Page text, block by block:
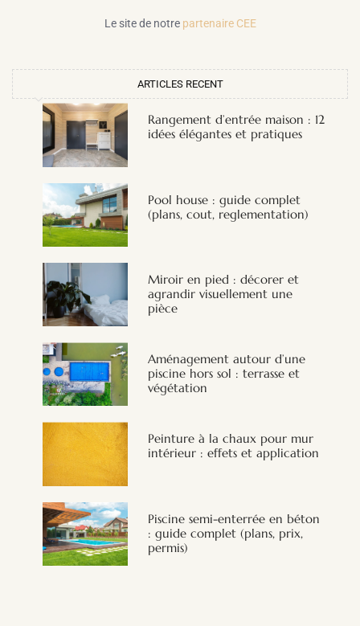
Le site de notre partenaire CEE
ARTICLES RECENT
Rangement d’entrée maison : 12
idées élégantes et pratiques
Pool house : guide complet
(plans, cout, reglementation)
Miroir en pied : décorer et
agrandir visuellement une
pièce
Aménagement autour d’une
piscine hors sol : terrasse et
végétation
Peinture à la chaux pour mur
intérieur : effets et application
Piscine semi-enterrée en béton
: guide complet (plans, prix,
permis)